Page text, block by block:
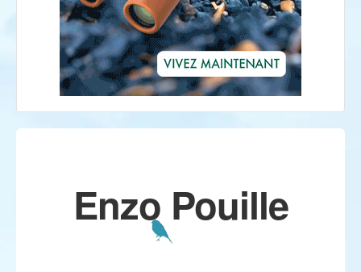
Enzo Pouille